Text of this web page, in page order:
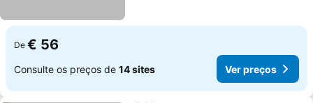
De € 56
Consulte os preços de 14 sites Ver preços